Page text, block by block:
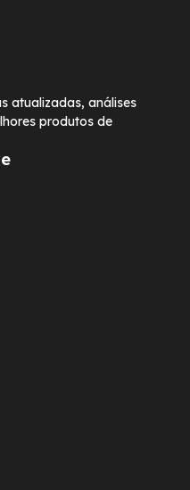
atualizadas, análises
produtos de